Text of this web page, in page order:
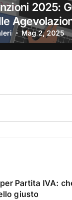
2025:
Mag 2, 2025
Partita IVA:
giusto